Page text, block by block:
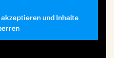
und Inhalte